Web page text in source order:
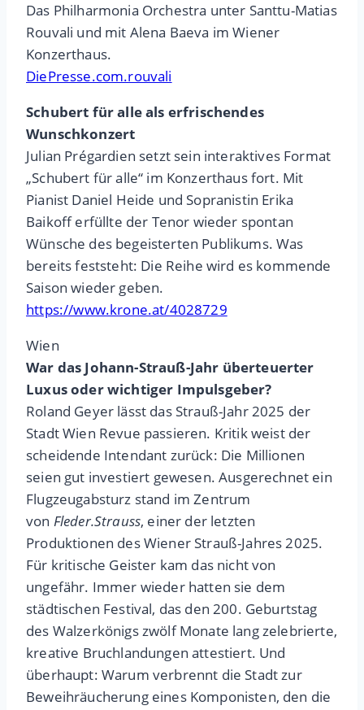
Das Philharmonia Orchestra unter Santtu-Matias
Rouvali und mit Alena Baeva im Wiener
Konzerthaus.
DiePresse.com.rouvali
Schubert für alle als erfrischendes
Wunschkonzert
Julian Prégardien setzt sein interaktives Format
„Schubert für alle“ im Konzerthaus fort. Mit
Pianist Daniel Heide und Sopranistin Erika
Baikoff erfüllte der Tenor wieder spontan
Wünsche des begeisterten Publikums. Was
bereits feststeht: Die Reihe wird es kommende
Saison wieder geben.
https://www.krone.at/4028729
Wien
War das Johann-Strauß-Jahr überteuerter
Luxus oder wichtiger Impulsgeber?
Roland Geyer lässt das Strauß-Jahr 2025 der
Stadt Wien Revue passieren. Kritik weist der
scheidende Intendant zurück: Die Millionen
seien gut investiert gewesen. Ausgerechnet ein
Flugzeugabsturz stand im Zentrum
von Fleder.Strauss, einer der letzten
Produktionen des Wiener Strauß-Jahres 2025.
Für kritische Geister kam das nicht von
ungefähr. Immer wieder hatten sie dem
städtischen Festival, das den 200. Geburtstag
des Walzerkönigs zwölf Monate lang zelebrierte,
kreative Bruchlandungen attestiert. Und
überhaupt: Warum verbrennt die Stadt zur
Beweihräucherung eines Komponisten, den die